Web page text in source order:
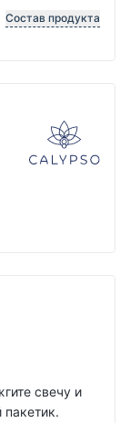
Состав продукта
свечу и